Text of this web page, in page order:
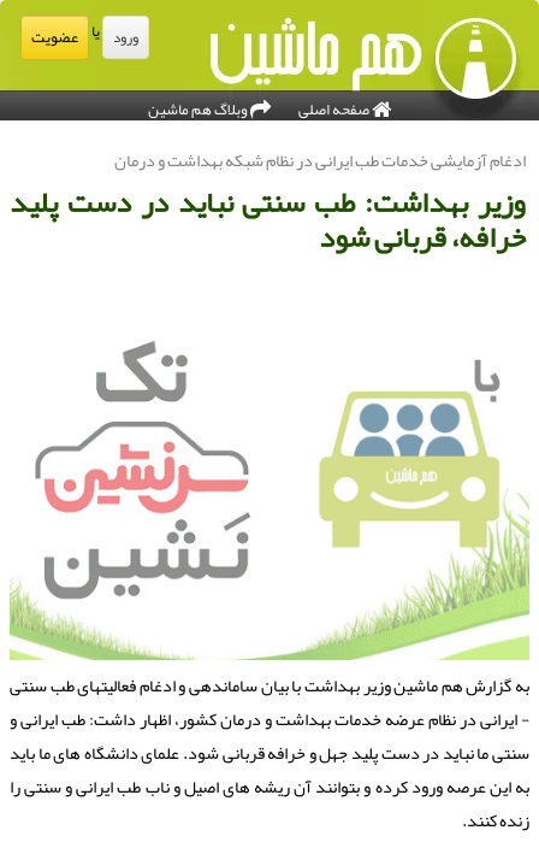
ورود عضویت
صفحه اصلی وبلاگ هم ماشین
ادغام آزمایشی خدمات طب ایرانی در نظام شبكه بهداشت و درمان
وزیر بهداشت: طب سنتی نباید در دست پلید
خرافه، قربانی شود
گزارش هم ماشین وزیر بهداشت با بیان ساماندهی و ادغام فعالیتهای طب سنتی
در نظام عرضه خدمات بهداشت و درمان كشور، اظهار داشت: طب ایرانی و
ما نباید در دست پلید جهل و خرافه قربانی شود. علمای دانشگاه های ما باید
این عرصه ورود كرده و بتوانند آن ریشه های اصیل و ناب طب ایرانی و سنتی را
كنند.